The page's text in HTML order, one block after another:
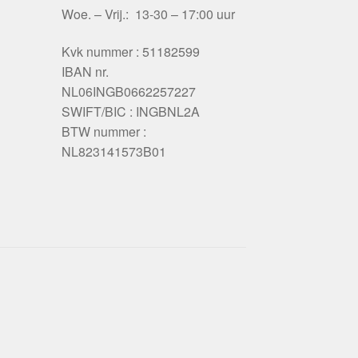
Woe. – Vrij.: 13-30 – 17:00 uur
Kvk nummer : 51182599
IBAN nr.
NL06INGB0662257227
SWIFT/BIC : INGBNL2A
BTW nummer :
NL823141573B01